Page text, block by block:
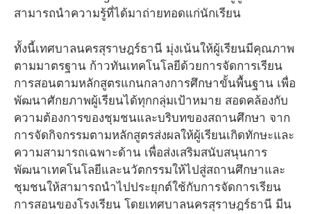
สามารถนำความรู้ที่ได้มาถ่ายทอดแก่นักเรียน
ทั้งนี้เทศบาลนครสุราษฎร์ธานี มุ่งเน้นให้ผู้เรียนมีคุณภาพ
ตามมาตรฐาน ก้าวทันเทคโนโลยีด้วยการจัดการเรียน
การสอนตามหลักสูตรแกนกลางการศึกษาขั้นพื้นฐาน เพื่อ
พัฒนาศักยภาพผู้เรียนได้ทุกกลุ่มเป้าหมาย สอดคล้องกับ
ความต้องการของชุมชนและบริบทของสถานศึกษา จาก
การจัดกิจกรรมตามหลักสูตรส่งผลให้ผู้เรียนเกิดทักษะและ
ความสามารถเฉพาะด้าน เพื่อส่งเสริมสนับสนุนการ
พัฒนาเทคโนโลยีและนวัตกรรมให้ไปสู่สถานศึกษาและ
ชุมชนให้สามารถนำไปประยุกต์ใช้กับการจัดการเรียน
การสอนของโรงเรียน โดยเทศบาลนครสุราษฎร์ธานี มีน